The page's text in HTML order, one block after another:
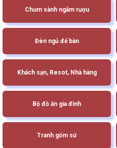
Chum sành ngâm rượu
Đèn ngủ để bàn
Khách sạn, Resot, Nhà hàng
Bộ đồ ăn gia đình
Tranh gốm sứ